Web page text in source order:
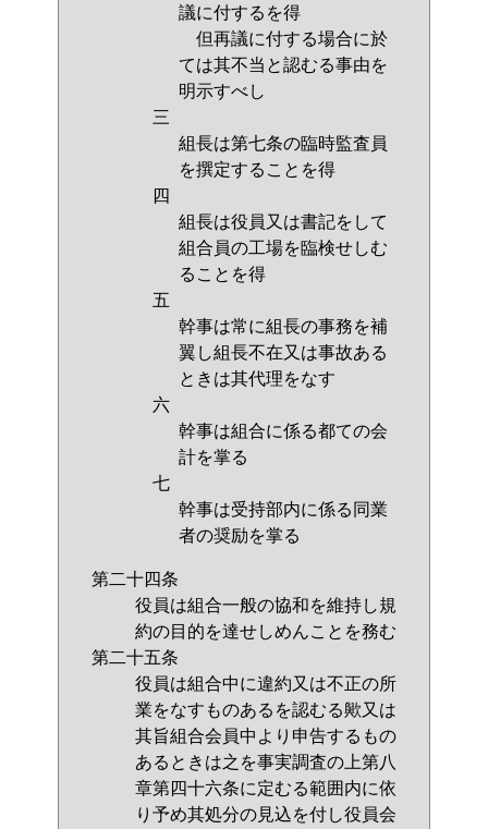
議に付するを得
但再議に付する場合に於
ては其不当と認むる事由を
明示すべし
三
組長は第七条の臨時監査員
を撰定することを得
四
組長は役員又は書記をして
組合員の工場を臨検せしむ
ることを得
五
幹事は常に組長の事務を補
翼し組長不在又は事故ある
ときは其代理をなす
六
幹事は組合に係る都ての会
計を掌る
七
幹事は受持部内に係る同業
者の奨励を掌る
第二十四条
役員は組合一般の協和を維持し規
約の目的を達せしめんことを務む
第二十五条
役員は組合中に違約又は不正の所
業をなすものあるを認むる歟又は
其旨組合会員中より申告するもの
あるときは之を事実調査の上第八
章第四十六条に定むる範囲内に依
り予め其処分の見込を付し役員会